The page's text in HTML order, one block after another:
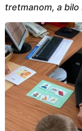
tretmanom, a bilo